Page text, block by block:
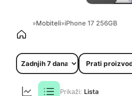
»Mobiteli»iPhone 17 256GB
Prati
Prikaži: Lista